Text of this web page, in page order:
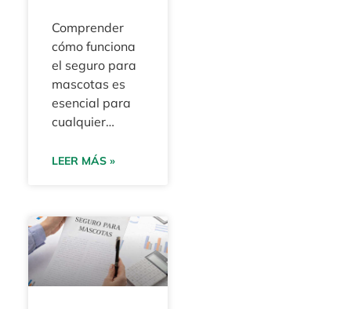
Comprender
cómo funciona
el seguro para
mascotas es
esencial para
cualquier
mascotas de
a su perro o
gato de gastos
médicos
inesperados.
LEER MÁS »